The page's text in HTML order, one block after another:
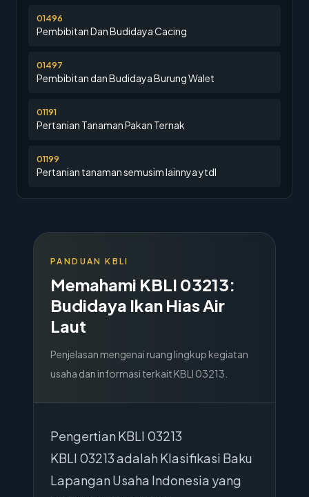
01496
Pembibitan Dan Budidaya Cacing
01497
Pembibitan dan Budidaya Burung Walet
01191
Pertanian Tanaman Pakan Ternak
01199
Pertanian tanaman semusim lainnya ytdl
PANDUAN KBLI
Memahami KBLI 03213:
Budidaya Ikan Hias Air
Laut
Penjelasan mengenai ruang lingkup kegiatan
usaha dan informasi terkait KBLI 03213
Pengertian KBLI 03213
KBLI 03213 adalah Klasifikasi Baku
Lapangan Usaha Indonesia yang